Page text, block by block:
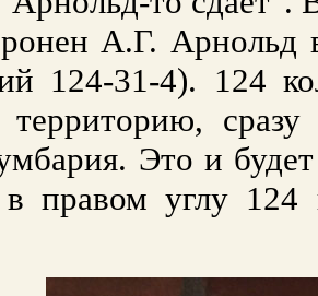
А.Г. Арнольд в
124-31-4). 124
Это и
правом углу